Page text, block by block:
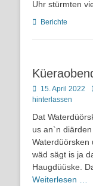
Uhr stürmten
Kategorien
Berichte
Posted
on
15. April 2022
hinterlassen
Dat
us an`n
Waterdüörsken
wäd sägt is ja
Haugdüüske.
Weiterlesen …